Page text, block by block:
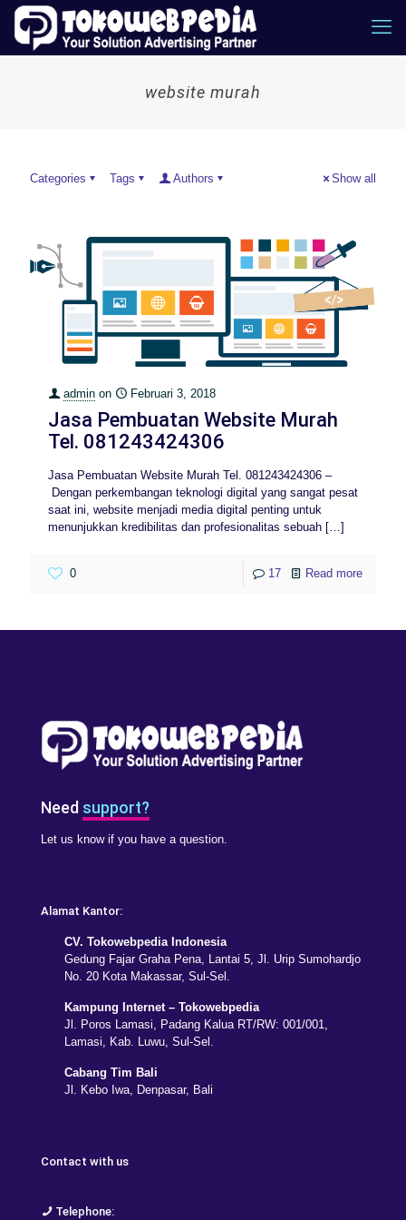
website murah
Categories Tags Authors Show all
admin on Februari 3, 2018
Jasa Pembuatan Website Murah
Tel. 081243424306
Jasa Pembuatan Website Murah Tel. 081243424306 –
Dengan perkembangan teknologi digital yang sangat pesat
saat ini, website menjadi media digital penting untuk
menunjukkan kredibilitas dan profesionalitas sebuah […]
0 17 Read more
Need support?
Let us know if you have a question.
Alamat Kantor:
CV. Tokowebpedia Indonesia
Gedung Fajar Graha Pena, Lantai 5, Jl. Urip Sumohardjo
No. 20 Kota Makassar, Sul-Sel.
Kampung Internet – Tokowebpedia
Jl. Poros Lamasi, Padang Kalua RT/RW: 001/001,
Lamasi, Kab. Luwu, Sul-Sel.
Cabang Tim Bali
Jl. Kebo Iwa, Denpasar, Bali
Contact with us
Telephone: